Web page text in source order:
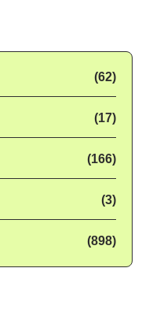
(62)
(17)
(166)
(3)
(898)